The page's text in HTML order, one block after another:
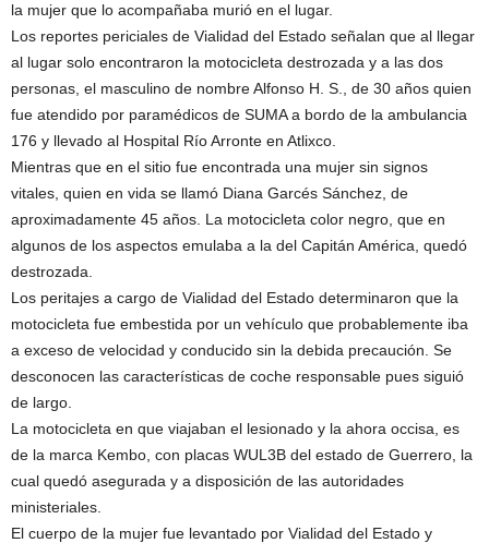
la mujer que lo acompañaba murió en el lugar.
Los reportes periciales de Vialidad del Estado señalan que al llegar
al lugar solo encontraron la motocicleta destrozada y a las dos
personas, el masculino de nombre Alfonso H. S., de 30 años quien
fue atendido por paramédicos de SUMA a bordo de la ambulancia
176 y llevado al Hospital Río Arronte en Atlixco.
Mientras que en el sitio fue encontrada una mujer sin signos
vitales, quien en vida se llamó Diana Garcés Sánchez, de
aproximadamente 45 años. La motocicleta color negro, que en
algunos de los aspectos emulaba a la del Capitán América, quedó
destrozada.
Los peritajes a cargo de Vialidad del Estado determinaron que la
motocicleta fue embestida por un vehículo que probablemente iba
a exceso de velocidad y conducido sin la debida precaución. Se
desconocen las características de coche responsable pues siguió
de largo.
La motocicleta en que viajaban el lesionado y la ahora occisa, es
de la marca Kembo, con placas WUL3B del estado de Guerrero, la
cual quedó asegurada y a disposición de las autoridades
ministeriales.
El cuerpo de la mujer fue levantado por Vialidad del Estado y